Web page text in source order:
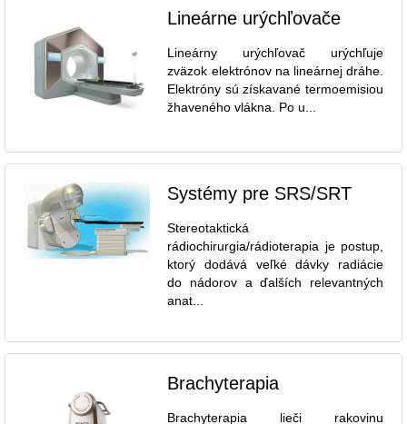
Lineárne urýchľovače
Lineárny urýchľovač urýchľuje
zväzok elektrónov na lineárnej dráhe.
Elektróny sú získavané termoemisiou
žhaveného vlákna. Po u...
Systémy pre SRS/SRT
Stereotaktická
rádiochirurgia/rádioterapia je postup,
ktorý dodává veľké dávky radiácie
do nádorov a ďalších relevantných
anat...
Brachyterapia
Brachyterapia lieči rakovinu